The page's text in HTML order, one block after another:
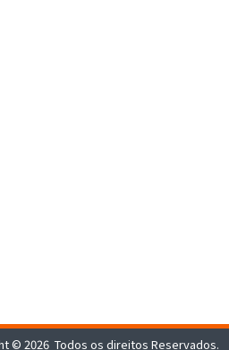
© 2026 Todos os direitos Reservados.